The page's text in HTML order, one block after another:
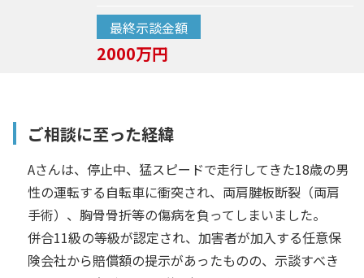
最終示談金額
2000万円
ご相談に至った経緯
Aさんは、停止中、猛スピードで走行してきた18歳の男
性の運転する自転車に衝突され、両肩腱板断裂（両肩
手術）、胸骨骨折等の傷病を負ってしまいました。
併合11級の等級が認定され、加害者が加入する任意保
険会社から賠償額の提示があったものの、示談すべき